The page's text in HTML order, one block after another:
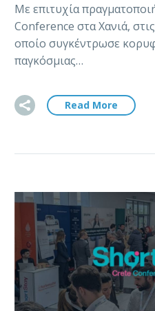
Με επιτυχία
Conference στα Χανιά,
οποίο συγκέντρωσε
παγκόσμιας…
Read More